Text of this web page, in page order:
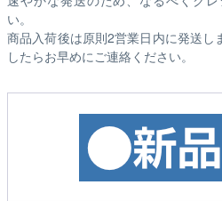
い。
商品入荷後は原則2営業日内に発送し
したらお早めにご連絡ください。